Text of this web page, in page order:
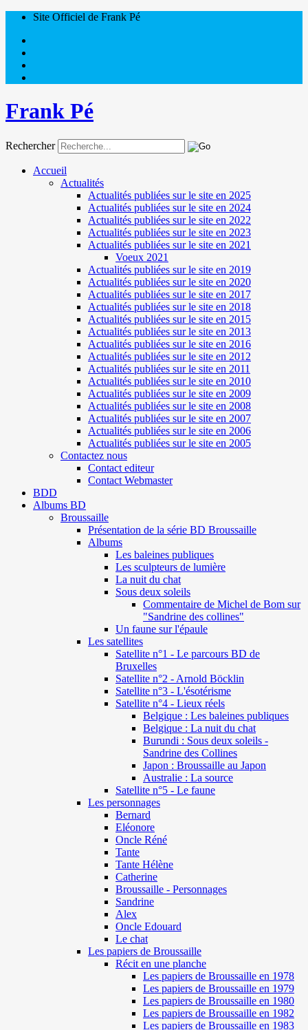
Site Officiel de Frank Pé
Frank Pé
Rechercher
Accueil
Actualités
Actualités publiées sur le site en 2025
Actualités publiées sur le site en 2024
Actualités publiées sur le site en 2022
Actualités publiées sur le site en 2023
Actualités publiées sur le site en 2021
Voeux 2021
Actualités publiées sur le site en 2019
Actualités publiées sur le site en 2020
Actualités publiées sur le site en 2017
Actualités publiées sur le site en 2018
Actualités publiées sur le site en 2015
Actualités publiées sur le site en 2013
Actualités publiées sur le site en 2016
Actualités publiées sur le site en 2012
Actualités publiées sur le site en 2011
Actualités publiées sur le site en 2010
Actualités publiées sur le site en 2009
Actualités publiées sur le site en 2008
Actualités publiées sur le site en 2007
Actualités publiées sur le site en 2006
Actualités publiées sur le site en 2005
Contactez nous
Contact editeur
Contact Webmaster
BDD
Albums BD
Broussaille
Présentation de la série BD Broussaille
Albums
Les baleines publiques
Les sculpteurs de lumière
La nuit du chat
Sous deux soleils
Commentaire de Michel de Bom sur
"Sandrine des collines"
Un faune sur l'épaule
Les satellites
Satellite n°1 - Le parcours BD de
Bruxelles
Satellite n°2 - Arnold Böcklin
Satellite n°3 - L'ésotérisme
Satellite n°4 - Lieux réels
Belgique : Les baleines publiques
Belgique : La nuit du chat
Burundi : Sous deux soleils -
Sandrine des Collines
Japon : Broussaille au Japon
Australie : La source
Satellite n°5 - Le faune
Les personnages
Bernard
Eléonore
Oncle Réné
Tante
Tante Hélène
Catherine
Broussaille - Personnages
Sandrine
Alex
Oncle Edouard
Le chat
Les papiers de Broussaille
Récit en une planche
Les papiers de Broussaille en 1978
Les papiers de Broussaille en 1979
Les papiers de Broussaille en 1980
Les papiers de Broussaille en 1982
Les papiers de Broussaille en 1983